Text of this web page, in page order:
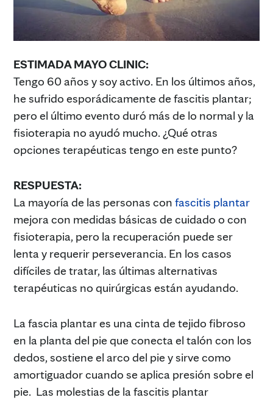
ESTIMADA MAYO CLINIC:
Tengo 60 años y soy activo. En los últimos años,
he sufrido esporádicamente de fascitis plantar;
pero el último evento duró más de lo normal y la
fisioterapia no ayudó mucho. ¿Qué otras
opciones terapéuticas tengo en este punto?
RESPUESTA:
La mayoría de las personas con fascitis plantar
mejora con medidas básicas de cuidado o con
fisioterapia, pero la recuperación puede ser
lenta y requerir perseverancia. En los casos
difíciles de tratar, las últimas alternativas
terapéuticas no quirúrgicas están ayudando.
La fascia plantar es una cinta de tejido fibroso
en la planta del pie que conecta el talón con los
dedos, sostiene el arco del pie y sirve como
amortiguador cuando se aplica presión sobre el
pie. Las molestias de la fascitis plantar